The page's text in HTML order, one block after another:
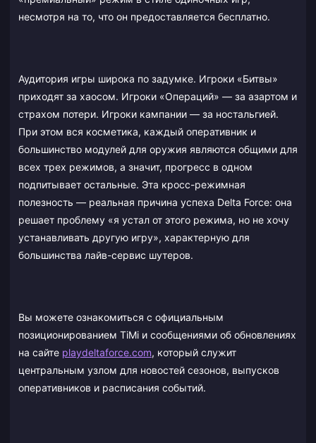
несмотря на то, что он предоставляется бесплатно.
Аудитория игры широка по задумке. Игроки «Битвы»
приходят за хаосом. Игроки «Операций» — за азартом и
страхом потери. Игроки кампании — за ностальгией.
При этом вся косметика, каждый оперативник и
большинство модулей для оружия являются общими для
всех трех режимов, а значит, прогресс в одном
подпитывает остальные. Эта кросс-режимная
полезность — реальная причина успеха Delta Force: она
решает проблему «я устал от этого режима, но не хочу
устанавливать другую игру», характерную для
большинства лайв-сервис шутеров.
Вы можете ознакомиться с официальным
позиционированием TiMi и сообщениями об обновлениях
на сайте playdeltaforce.com, который служит
центральным узлом для новостей сезонов, выпусков
оперативников и расписания событий.